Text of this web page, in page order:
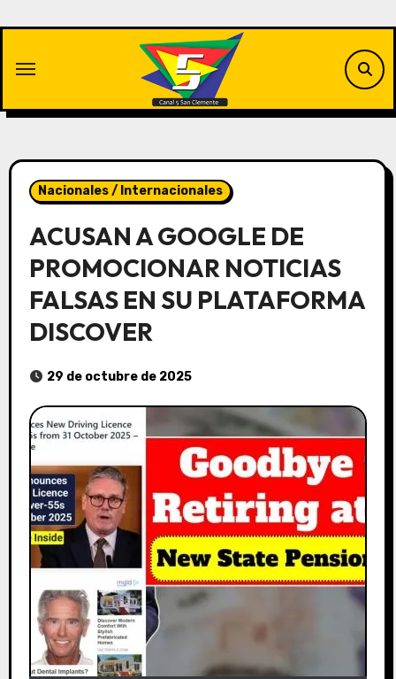
contenido
Nacionales / Internacionales
ACUSAN A GOOGLE DE
PROMOCIONAR NOTICIAS
FALSAS EN SU PLATAFORMA
DISCOVER
29 de octubre de 2025